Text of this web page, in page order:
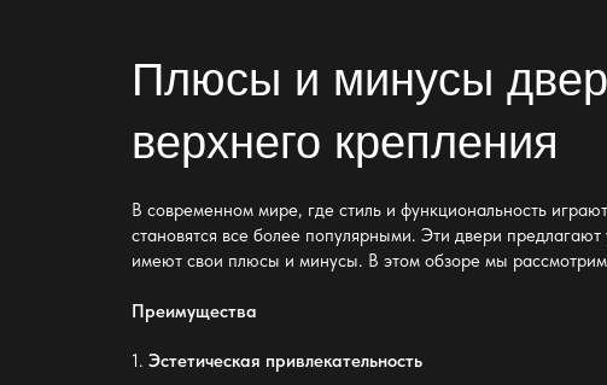
Плюсы и минусы
верхнего крепления
В современном мире, где стиль и функциональность
становятся все более популярными. Эти двери
имеют свои плюсы и минусы. В этом обзоре мы
Преимущества
1.Эстетическая привлекательность